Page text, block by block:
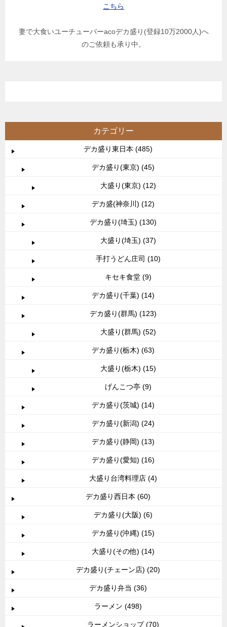
こちら
妻で大食いユーチューバーacoデカ盛り(登録10万2000人)へ
のご依頼も承り中。
カテゴリー
デカ盛り東日本 (485)
デカ盛り(東京) (45)
大盛り(東京) (12)
デカ盛(神奈川) (12)
デカ盛り(埼玉) (130)
大盛り(埼玉) (37)
手打うどん庄司 (10)
キセキ食堂 (9)
デカ盛り(千葉) (14)
デカ盛り(群馬) (123)
大盛り(群馬) (52)
デカ盛り(栃木) (63)
大盛り(栃木) (15)
げんこつ亭 (9)
デカ盛り(茨城) (14)
デカ盛り(新潟) (24)
デカ盛り(静岡) (13)
デカ盛り(愛知) (16)
大盛り台湾料理店 (4)
デカ盛り西日本 (60)
デカ盛り(大阪) (6)
デカ盛り(沖縄) (15)
大盛り(その他) (14)
デカ盛り(チェーン店) (20)
デカ盛り弁当 (36)
ラーメン (498)
ラーメンショップ (70)